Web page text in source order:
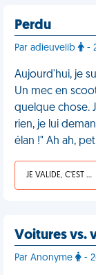
Perdu
Par adieuvelib -
Aujourd'hui, je
Un mec en
quelque chose.
rien, je lui
élan !" Ah ah,
JE VALIDE, C'EST UNE VDM
Voitures vs.
Par Anonyme -